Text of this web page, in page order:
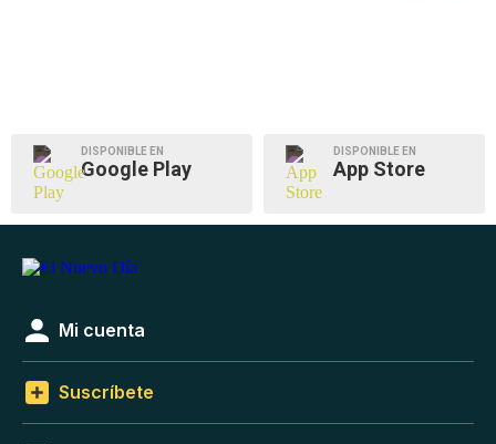
DISPONIBLE EN
Google Play
DISPONIBLE EN
App Store
Mi cuenta
Suscríbete